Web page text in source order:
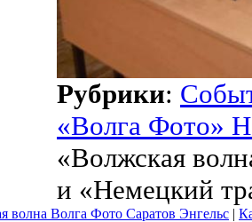
Рубрики:
«Волга Фото»
«Волжская
и «Немецкий
волна Волга Фото Саратов Энгельс |